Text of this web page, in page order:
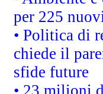
per 225
• Politica di
chiede il
sfide future
• 23 milioni